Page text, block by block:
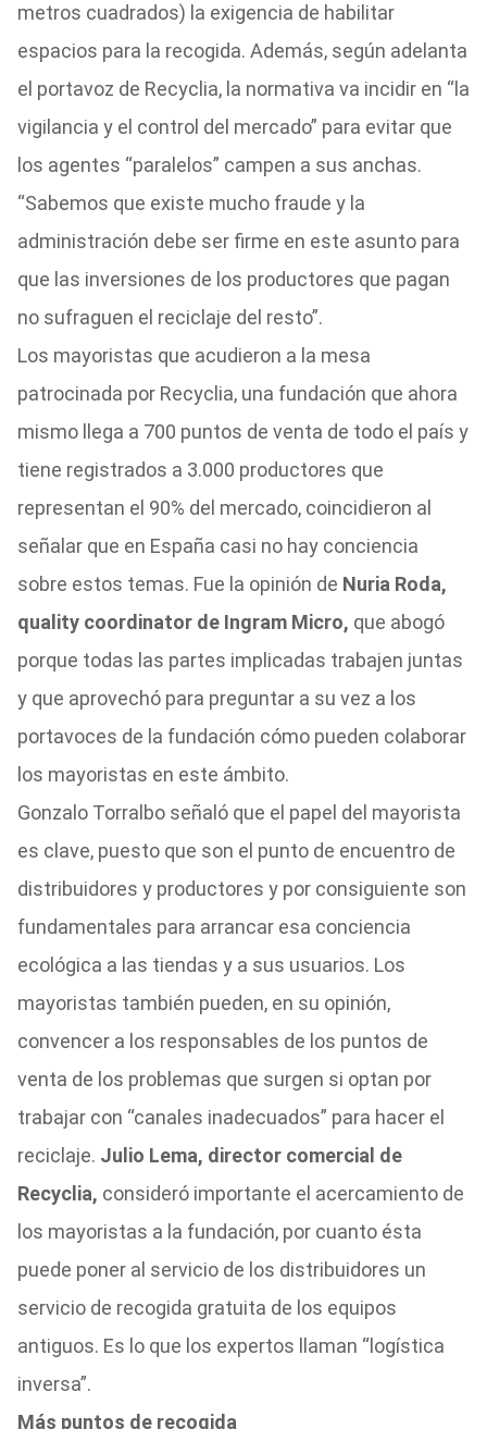
metros cuadrados) la exigencia de habilitar
espacios para la recogida. Además, según adelanta
el portavoz de Recyclia, la normativa va incidir en “la
vigilancia y el control del mercado” para evitar que
los agentes “paralelos” campen a sus anchas.
“Sabemos que existe mucho fraude y la
administración debe ser firme en este asunto para
que las inversiones de los productores que pagan
no sufraguen el reciclaje del resto”.
Los mayoristas que acudieron a la mesa
patrocinada por Recyclia, una fundación que ahora
mismo llega a 700 puntos de venta de todo el país y
tiene registrados a 3.000 productores que
representan el 90% del mercado, coincidieron al
señalar que en España casi no hay conciencia
sobre estos temas. Fue la opinión de Nuria Roda,
quality coordinator de Ingram Micro, que abogó
porque todas las partes implicadas trabajen juntas
y que aprovechó para preguntar a su vez a los
portavoces de la fundación cómo pueden colaborar
los mayoristas en este ámbito.
Gonzalo Torralbo señaló que el papel del mayorista
es clave, puesto que son el punto de encuentro de
distribuidores y productores y por consiguiente son
fundamentales para arrancar esa conciencia
ecológica a las tiendas y a sus usuarios. Los
mayoristas también pueden, en su opinión,
convencer a los responsables de los puntos de
venta de los problemas que surgen si optan por
trabajar con “canales inadecuados” para hacer el
reciclaje. Julio Lema, director comercial de
Recyclia, consideró importante el acercamiento de
los mayoristas a la fundación, por cuanto ésta
puede poner al servicio de los distribuidores un
servicio de recogida gratuita de los equipos
antiguos. Es lo que los expertos llaman “logística
inversa”.
Más puntos de recogida